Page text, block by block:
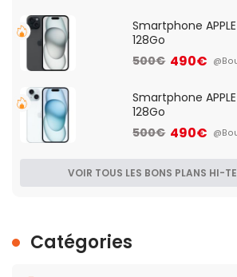
Smartphone
128Go
500€ 490€
Smartphone
128Go
500€ 490€
VOIR TOUS LES BONS PLANS HI-
Catégories